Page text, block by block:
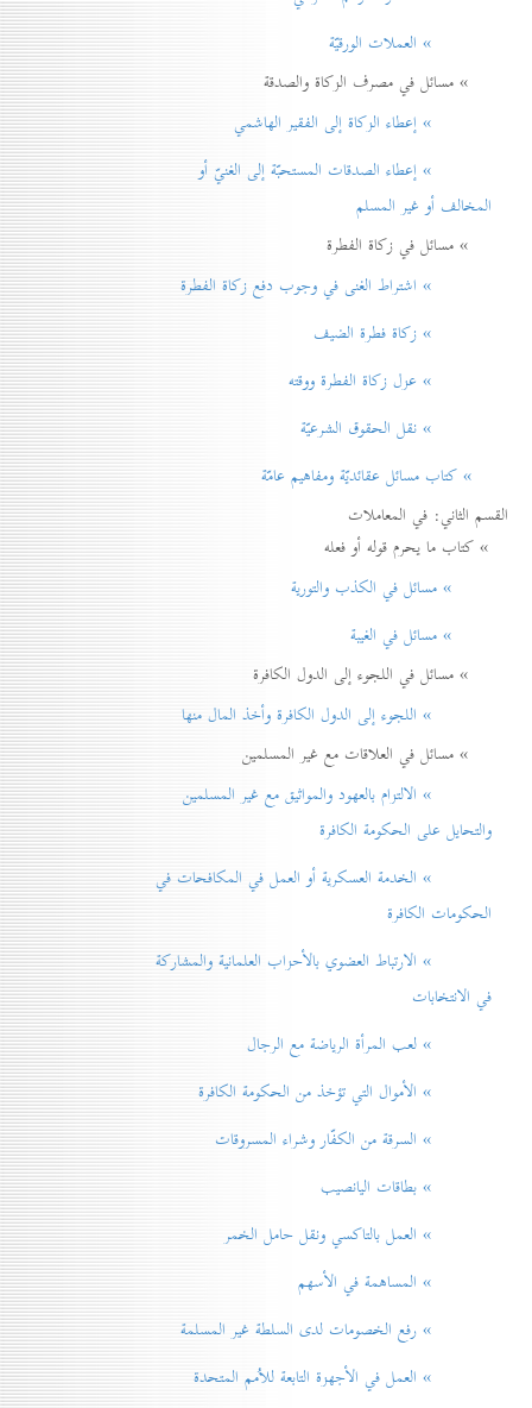
» العملات الورقيّة
» مسائل في مصرف الزكاة والصدقة
» إعطاء الزكاة إلی الفقير الهاشمي
» إعطاء الصدقات المستحبّة إلی الغنيّ أو
المخالف أو غير المسلم
» مسائل في زكاة الفطرة
» اشتراط الغنی في وجوب دفع زكاة الفطرة
» زكاة فطرة الضيف
» عزل زكاة الفطرة ووقته
» نقل الحقوق الشرعيّة
» كتاب مسائل عقائديّة ومفاهيم عامّة
القسم الثاني: في المعاملات
» كتاب ما يحرم قوله أو فعله
» مسائل في الكذب والتورية
» مسائل في الغيبة
» مسائل في اللجوء إلى الدول الكافرة
» اللجوء إلى الدول الكافرة وأخذ المال منها
» مسائل في العلاقات مع غير المسلمين
» الالتزام بالعهود والمواثيق مع غير المسلمين
والتحايل على الحكومة الكافرة
» الخدمة العسكرية أو العمل في المكافحات في
الحكومات الكافرة
» الارتباط العضوي بالأحزاب العلمانية والمشاركة
في الانتخابات
» لعب المرأة الرياضة مع الرجال
» الأموال التي تؤخذ من الحكومة الكافرة
» السرقة من الكفّار وشراء المسروقات
» بطاقات اليانصيب
» العمل بالتاكسي ونقل حامل الخمر
» المساهمة في الأسهم
» رفع الخصومات لدی السلطة غير المسلمة
» العمل في الأجهزة التابعة للاُمم المتحدة